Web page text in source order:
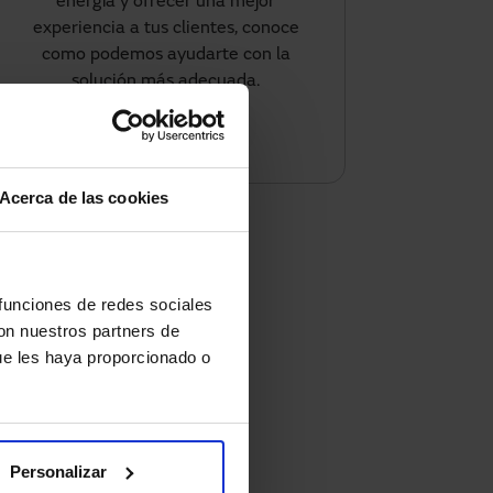
Acerca de las cookies
de redes sociales
nuestros partners de
les haya proporcionado o
Personalizar
experiencia a tus clientes, conoce
como podemos ayudarte con la
solución más adecuada.
Contáctanos